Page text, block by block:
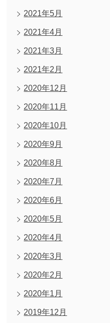
2021年5月
2021年4月
2021年3月
2021年2月
2020年12月
2020年11月
2020年10月
2020年9月
2020年8月
2020年7月
2020年6月
2020年5月
2020年4月
2020年3月
2020年2月
2020年1月
2019年12月